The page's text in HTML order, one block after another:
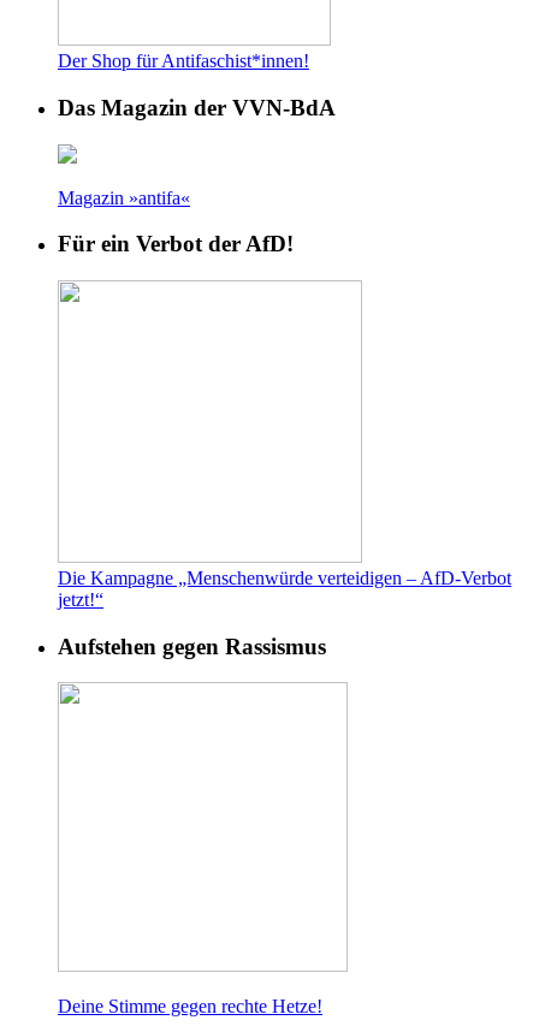
Der Shop für Antifaschist*innen!
Das Magazin der VVN-BdA
Magazin »antifa«
Für ein Verbot der AfD!
Die Kampagne „Menschenwürde verteidigen – AfD-Verbot
jetzt!“
Aufstehen gegen Rassismus
Deine Stimme gegen rechte Hetze!